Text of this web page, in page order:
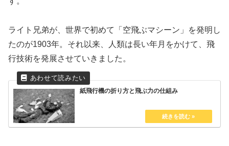
ライト兄弟が、世界で初めて「空飛ぶマシーン」を発明し
たのが1903年。それ以来、人類は長い年月をかけて、飛
行技術を発展させていきました。
紙飛行機の折り方と飛ぶ力の仕組み